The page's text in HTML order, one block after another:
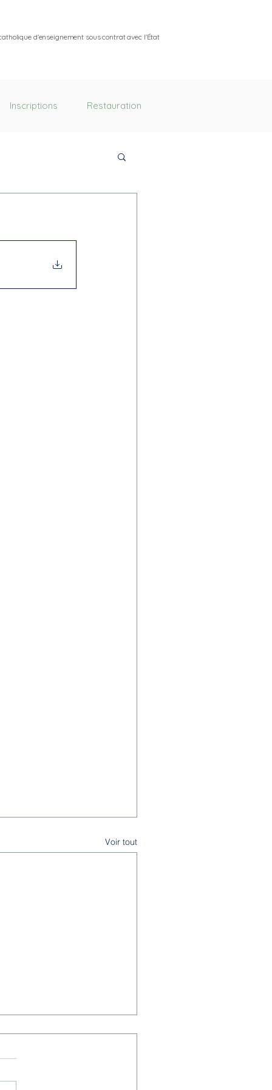
d'enseignement sous contrat avec l'État
Inscriptions Restauration
Voir tout